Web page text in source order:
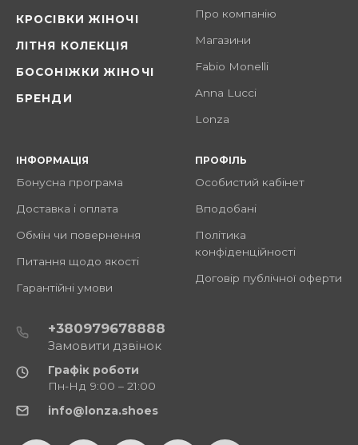
КРОСІВКИ ЖІНОЧІ
ЛІТНЯ КОЛЕКЦІЯ
БОСОНІЖКИ ЖІНОЧІ
БРЕНДИ
Про компанію
Магазини
Fabio Monelli
Anna Lucci
Lonza
ІНФОРМАЦІЯ
Бонусна програма
Доставка і оплата
Обмін чи повернення
Питання щодо якості
Гарантійні умови
ПРОФІЛЬ
Особистий кабінет
Вподобані
Політика
конфіденційності
Договір публічної оферти
+380979678888
Замовити дзвінок
Графік роботи
Пн-Нд 9:00 – 21:00
info@lonza.shoes